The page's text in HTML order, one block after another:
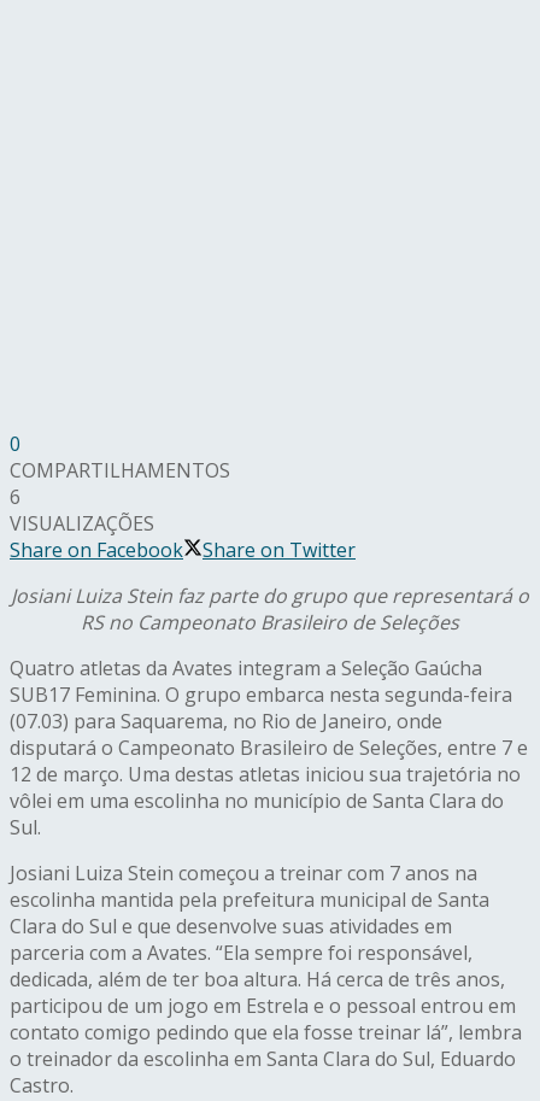
0
COMPARTILHAMENTOS
6
VISUALIZAÇÕES
Share on Facebook
Share on Twitter
Josiani Luiza Stein faz parte do grupo que representará o
RS no Campeonato Brasileiro de Seleções
Quatro atletas da Avates integram a Seleção Gaúcha
SUB17 Feminina. O grupo embarca nesta segunda-feira
(07.03) para Saquarema, no Rio de Janeiro, onde
disputará o Campeonato Brasileiro de Seleções, entre 7 e
12 de março. Uma destas atletas iniciou sua trajetória no
vôlei em uma escolinha no município de Santa Clara do
Sul.
Josiani Luiza Stein começou a treinar com 7 anos na
escolinha mantida pela prefeitura municipal de Santa
Clara do Sul e que desenvolve suas atividades em
parceria com a Avates. “Ela sempre foi responsável,
dedicada, além de ter boa altura. Há cerca de três anos,
participou de um jogo em Estrela e o pessoal entrou em
contato comigo pedindo que ela fosse treinar lá”, lembra
o treinador da escolinha em Santa Clara do Sul, Eduardo
Castro.